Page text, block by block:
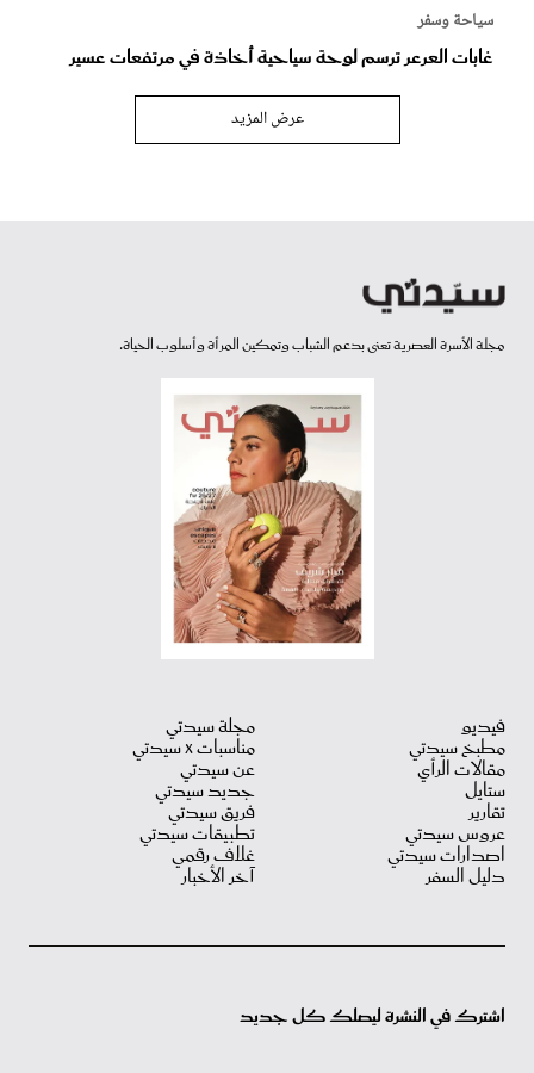
سياحة وسفر
غابات العرعر ترسم لوحة سياحية أخاذة في مرتفعات عسير
عرض المزيد
مجلة الأسرة العصرية تعنى بدعم الشباب وتمكين المرأة وأسلوب الحياة.
فيديو
مطبخ سيدتي
مقالات الرأي
ستايل
تقارير
عروس سيدتي
اصدارات سيدتي
دليل السفر
مجلة سيدتي
مناسبات X سيدتي
عن سيدتي
جديد سيدتي
فريق سيدتي
تطبيقات سيدتي
غلاف رقمي
آخر الأخبار
اشترك في النشرة ليصلك كل جديد